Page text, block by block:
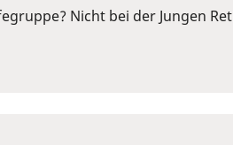
Nicht bei der Jungen